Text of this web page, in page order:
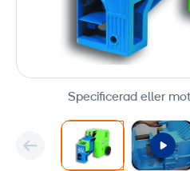
Specificerad eller